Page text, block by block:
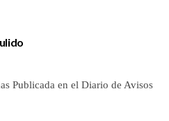
Publicada en el Diario de Avisos